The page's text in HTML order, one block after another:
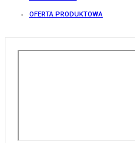
OFERTA PRODUKTOWA